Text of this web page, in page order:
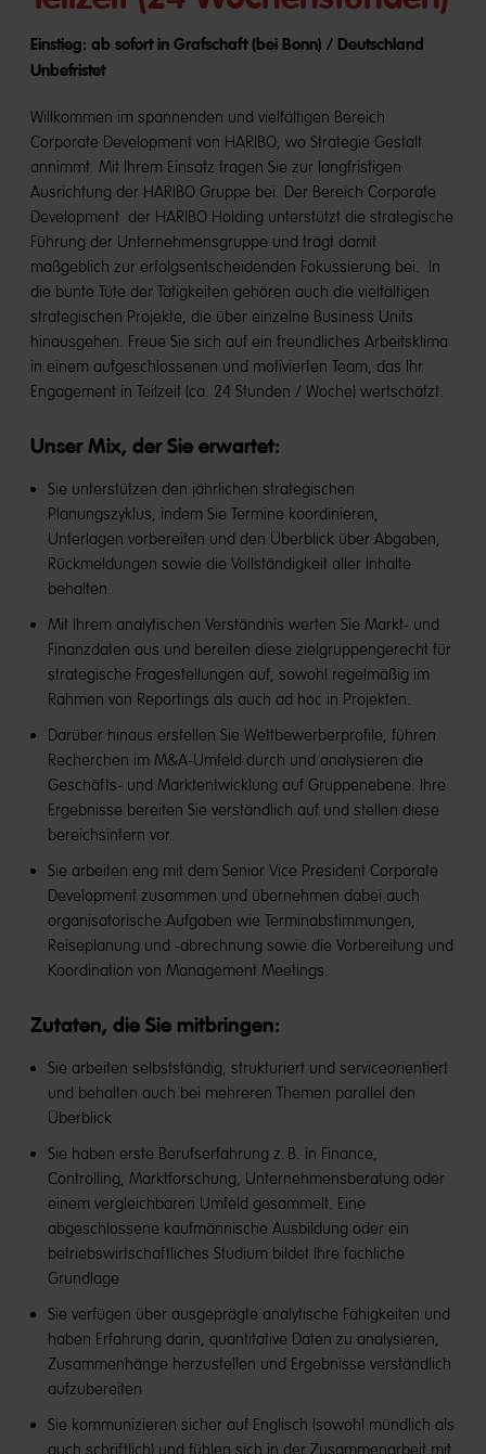
Einstieg: ab sofort in Grafschaft (bei Bonn) / Deutschland
Unbefristet
Willkommen im spannenden und vielfältigen Bereich
Corporate Development von HARIBO, wo Strategie Gestalt
annimmt. Mit Ihrem Einsatz tragen Sie zur langfristigen
Ausrichtung der HARIBO Gruppe bei. Der Bereich Corporate
Development der HARIBO Holding unterstützt die strategische
Führung der Unternehmensgruppe und trägt damit
maßgeblich zur erfolgsentscheidenden Fokussierung bei. In
die bunte Tüte der Tätigkeiten gehören auch die vielfältigen
strategischen Projekte, die über einzelne Business Units
hinausgehen. Freue Sie sich auf ein freundliches Arbeitsklima
in einem aufgeschlossenen und motivierten Team, das Ihr
Engagement in Teilzeit (ca. 24 Stunden / Woche) wertschätzt.
Unser Mix, der Sie erwartet:
Sie unterstützen den jährlichen strategischen
Planungszyklus, indem Sie Termine koordinieren,
Unterlagen vorbereiten und den Überblick über Abgaben,
Rückmeldungen sowie die Vollständigkeit aller Inhalte
behalten.
Mit Ihrem analytischen Verständnis werten Sie Markt- und
Finanzdaten aus und bereiten diese zielgruppengerecht für
strategische Fragestellungen auf, sowohl regelmäßig im
Rahmen von Reportings als auch ad hoc in Projekten.
Darüber hinaus erstellen Sie Wettbewerberprofile, führen
Recherchen im M&A-Umfeld durch und analysieren die
Geschäfts- und Marktentwicklung auf Gruppenebene. Ihre
Ergebnisse bereiten Sie verständlich auf und stellen diese
bereichsintern vor.
Sie arbeiten eng mit dem Senior Vice President Corporate
Development zusammen und übernehmen dabei auch
organisatorische Aufgaben wie Terminabstimmungen,
Reiseplanung und -abrechnung sowie die Vorbereitung und
Koordination von Management Meetings.
Zutaten, die Sie mitbringen:
Sie arbeiten selbstständig, strukturiert und serviceorientiert
und behalten auch bei mehreren Themen parallel den
Überblick
Sie haben erste Berufserfahrung z. B. in Finance,
Controlling, Marktforschung, Unternehmensberatung oder
einem vergleichbaren Umfeld gesammelt. Eine
abgeschlossene kaufmännische Ausbildung oder ein
betriebswirtschaftliches Studium bildet Ihre fachliche
Grundlage
Sie verfügen über ausgeprägte analytische Fähigkeiten und
haben Erfahrung darin, quantitative Daten zu analysieren,
Zusammenhänge herzustellen und Ergebnisse verständlich
aufzubereiten
Sie kommunizieren sicher auf Englisch (sowohl mündlich als
auch schriftlich) und fühlen sich in der Zusammenarbeit mit